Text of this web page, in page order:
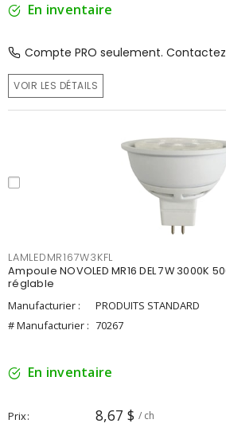
En inventaire
Compte PRO seulement.
VOIR LES DÉTAILS
LAMLEDMR167W3KFL
Ampoule NOVOLED MR16 DEL 7W 3000K
réglable
Manufacturier :
PRODUITS STANDARD
# Manufacturier : 70267
En inventaire
Prix 8,67 $ / ch